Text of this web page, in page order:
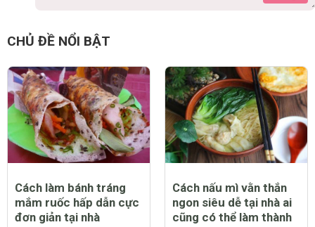
CHỦ ĐỀ NỔI BẬT
Cách làm bánh tráng
mắm ruốc hấp dẫn cực
đơn giản tại nhà
Cách nấu mì vằn thắn
ngon siêu dễ tại nhà ai
cũng có thể làm thành